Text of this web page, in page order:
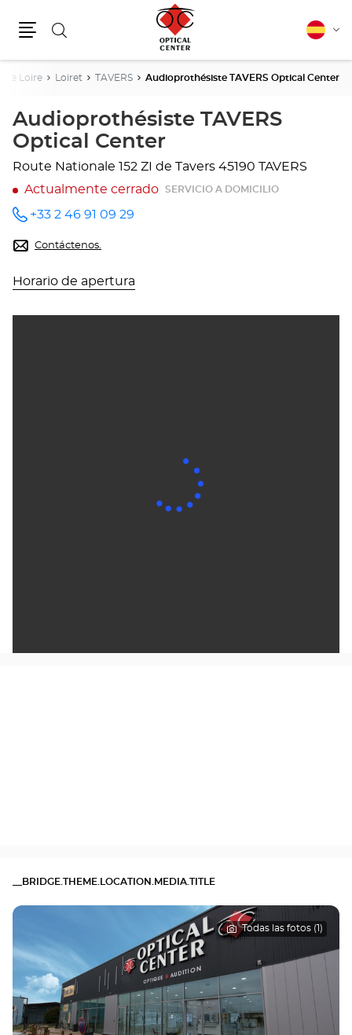
Buscar Español
De Loire Loiret TAVERS Audioprothésiste TAVERS Optical Center
Audioprothésiste TAVERS
Optical Center
Route Nationale 152 ZI de Tavers 45190 TAVERS
Actualmente cerrado
SERVICIO A DOMICILIO
número
teléfono
+33 2 46 91 09 29
Contáctenos.
Horario de apertura
__BRIDGE.THEME.LOCATION.MEDIA.TITLE
Todas las fotos (1)